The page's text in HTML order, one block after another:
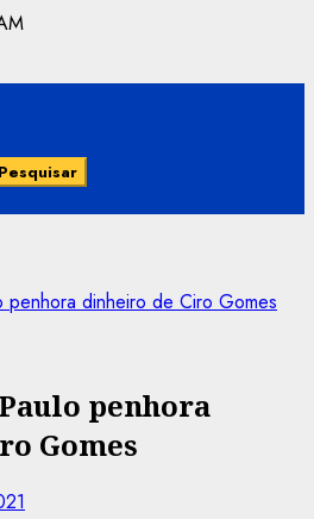
penhora dinheiro de Ciro Gomes
penhora
Gomes